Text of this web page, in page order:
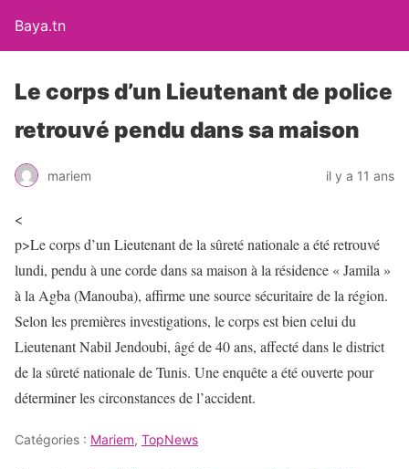
Baya.tn
Le corps d’un Lieutenant de police
retrouvé pendu dans sa maison
mariem il y a 11 ans
<
p>Le corps d’un Lieutenant de la sûreté nationale a été retrouvé
lundi, pendu à une corde dans sa maison à la résidence « Jamila »
à la Agba (Manouba), affirme une source sécuritaire de la région.
Selon les premières investigations, le corps est bien celui du
Lieutenant Nabil Jendoubi, âgé de 40 ans, affecté dans le district
de la sûreté nationale de Tunis. Une enquête a été ouverte pour
déterminer les circonstances de l’accident.
Catégories : Mariem, TopNews